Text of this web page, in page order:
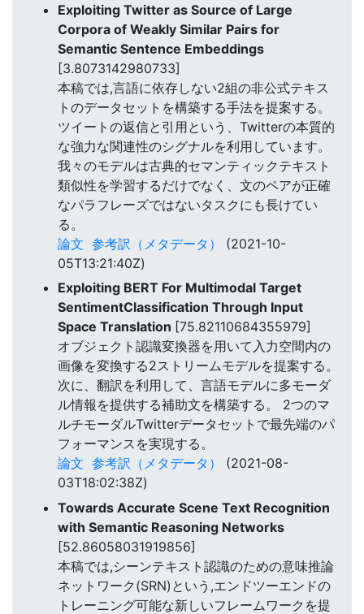
Exploiting Twitter as Source of Large
Corpora of Weakly Similar Pairs for
Semantic Sentence Embeddings
[3.8073142980733]
本稿では,言語に依存しない2組の非公式テキス
トのデータセットを構築する手法を提案する。
ツイートの返信と引用という、Twitterの本質的
な強力な関連性のシグナルを利用しています。
我々のモデルは古典的セマンティックテキスト
類似性を学習するだけでなく、文のペアが正確
なパラフレーズではないタスクにも長けてい
る。
論文 参考訳（メタデータ）
(2021-10-
05T13:21:40Z)
Exploiting BERT For Multimodal Target
SentimentClassification Through Input
Space Translation [75.82110684355979]
オブジェクト認識変換器を用いて入力空間内の
画像を変換する2ストリームモデルを提案する。
次に、翻訳を利用して、言語モデルに多モーダ
ル情報を提供する補助文を構築する。 2つのマ
ルチモーダルTwitterデータセットで最先端のパ
フォーマンスを実現する。
論文 参考訳（メタデータ）
(2021-08-
03T18:02:38Z)
Towards Accurate Scene Text Recognition
with Semantic Reasoning Networks
[52.86058031919856]
本稿では,シーンテキスト認識のための意味推論
ネットワーク(SRN)という,エンドツーエンドの
トレーニング可能な新しいフレームワークを提